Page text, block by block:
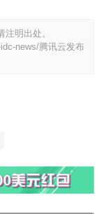
明出处。
news/腾讯云发布